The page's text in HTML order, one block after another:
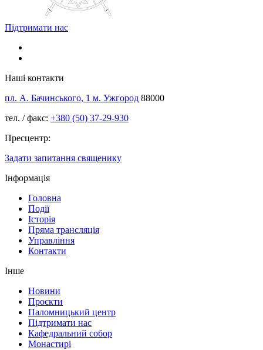
Підтримати нас
Наші контакти
пл. А. Бачинського, 1 м. Ужгород 88000
тел. / факс: +380 (50) 37-29-930
Пресцентр:
Задати запитання священику
Інформація
Головна
Події
Історія
Пряма трансляція
Управління
Контакти
Інше
Новини
Проєкти
Паломницький центр
Підтримати нас
Кафедральний собор
Монастирі